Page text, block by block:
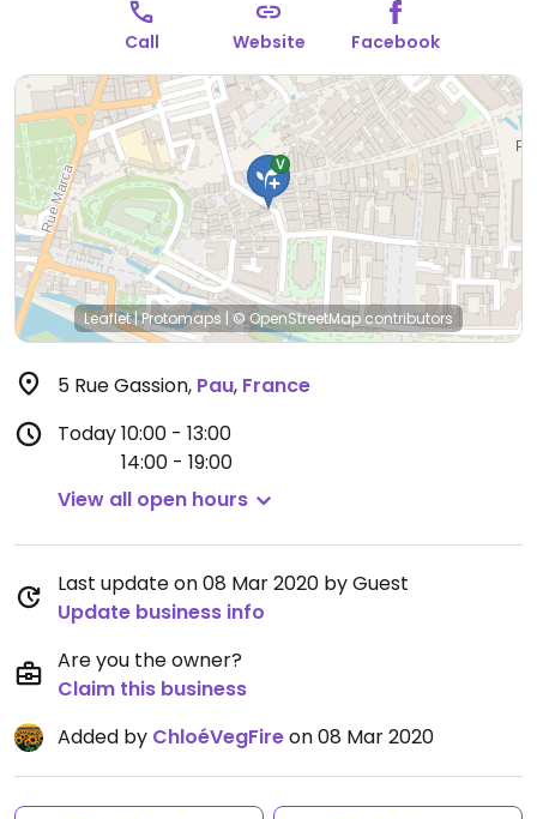
Call Website Facebook
Leaflet|Protomaps | © OpenStreetMapcontributors
5 Rue Gassion, Pau, France
Today10:00 - 13:00
14:00 - 19:00
View all open hours
Last update on 08 Mar 2020 by Guest
Update business info
Are you the owner?
Claim this business
Added by ChloéVegFireon 08 Mar 2020